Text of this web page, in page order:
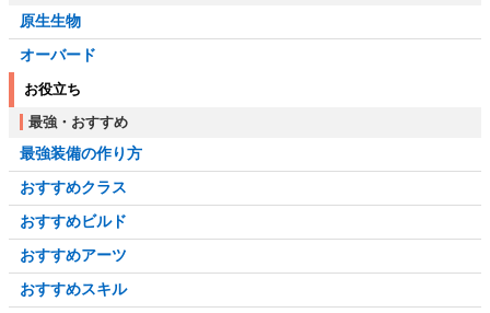
原生生物
オーバード
お役立ち
最強・おすすめ
最強装備の作り方
おすすめクラス
おすすめビルド
おすすめアーツ
おすすめスキル